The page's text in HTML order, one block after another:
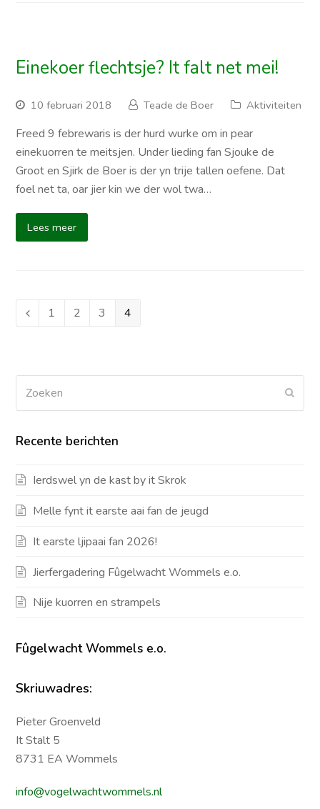
Einekoer flechtsje? It falt net mei!
10 februari 2018 Teade de Boer Aktiviteiten
Freed 9 febrewaris is der hurd wurke om in pear
einekuorren te meitsjen. Under lieding fan Sjouke de
Groot en Sjirk de Boer is der yn trije tallen oefene. Dat
foel net ta, oar jier kin we der wol twa…
Lees meer
VorigePage
1 Page
2 Page
3 Page
4
Recente berichten
Ierdswel yn de kast by it Skrok
Melle fynt it earste aai fan de jeugd
It earste ljipaai fan 2026!
Jierfergadering Fûgelwacht Wommels e.o.
Nije kuorren en strampels
Fûgelwacht Wommels e.o.
Skriuwadres:
Pieter Groenveld
It Stalt 5
8731 EA Wommels
info@vogelwachtwommels.nl